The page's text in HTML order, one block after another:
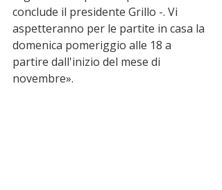
conclude il presidente Grillo -. Vi
aspetteranno per le partite in casa la
domenica pomeriggio alle 18 a
partire dall'inizio del mese di
novembre».